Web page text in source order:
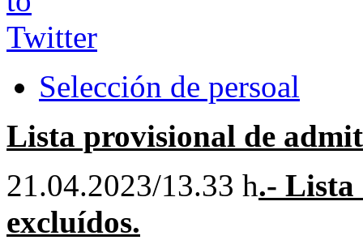
Selección de persoal
Lista provisional de
21.04.2023/13.33 h.- Lista
excluídos.